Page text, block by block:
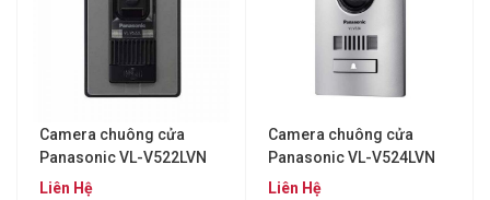
Camera chuông cửa
Panasonic VL-V522LVN
Liên Hệ
Camera chuông cửa
Panasonic VL-V524LVN
Liên Hệ